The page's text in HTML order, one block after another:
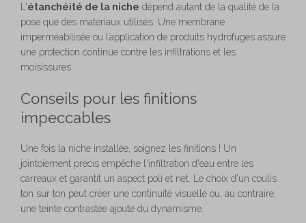
L'étanchéité de la niche dépend autant de la qualité de la
pose que des matériaux utilisés. Une membrane
imperméabilisée ou l’application de produits hydrofuges assure
une protection continue contre les infiltrations et les
moisissures.
Conseils pour les finitions
impeccables
Une fois la niche installée, soignez les finitions ! Un
jointoiement précis empêche l'infiltration d'eau entre les
carreaux et garantit un aspect poli et net. Le choix d'un coulis
ton sur ton peut créer une continuité visuelle ou, au contraire,
une teinte contrastée ajoute du dynamisme.